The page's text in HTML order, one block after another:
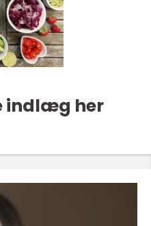
indlæg her